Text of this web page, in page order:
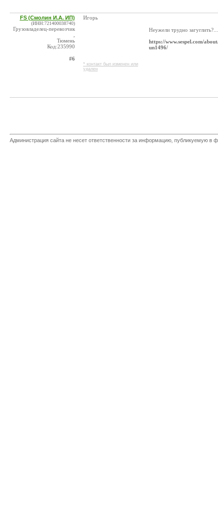
FS (Смолин И.А. ИП)
(ИНН:721400038740)
Грузовладелец-перевозчик
Тюмень
Код:235990
#6
Игорь
* контакт был изменен или
удален
Неужели трудно
https://www.sespel.com/
un1496/
Администрация сайта не несет ответственности за информацию, публикуемую